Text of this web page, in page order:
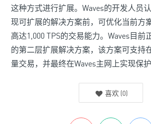
这种方式进行扩展。Waves的开发人员
现可扩展的解决方案前，可优化当前方
高达1,000 TPS的交易能力。Waves目前
的第二层扩展解决方案，该方案可支持
量交易，并最终在Waves主网上实现保护
喜欢 (0)